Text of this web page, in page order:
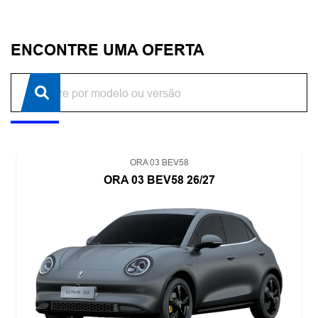
ENCONTRE UMA OFERTA
ORA 03 BEV58
ORA 03 BEV58 26/27